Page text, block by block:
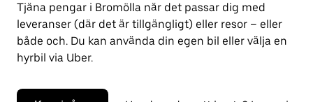
Tjäna pengar i Bromölla när det passar dig med
leveranser (där det är tillgängligt) eller resor – eller
både och. Du kan använda din egen bil eller välja en
hyrbil via Uber.